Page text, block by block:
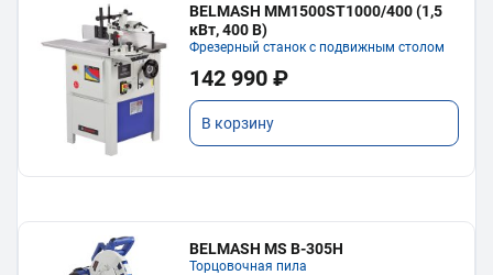
BELMASH MM1500ST1000/400 (1,5
кВт, 400 В)
Фрезерный станок с подвижным столом
142 990 ₽
В корзину
BELMASH MS B-305H
Торцовочная пила